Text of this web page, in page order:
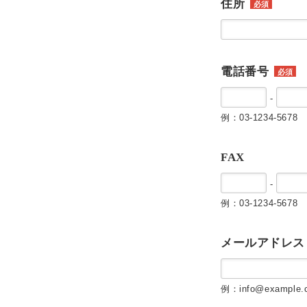
住所 必須
電話番号 必須
-
例：03-1234-5678
FAX
-
例：03-1234-5678
メールアドレス
例：